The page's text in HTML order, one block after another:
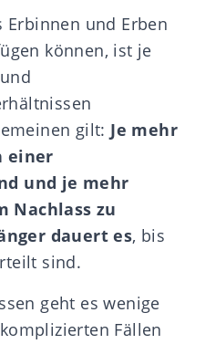
Erbinnen und Erben
können, ist je
gilt: Je mehr
einer
und je mehr
Nachlass zu
dauert es, bis
sind.
geht es wenige
Fällen